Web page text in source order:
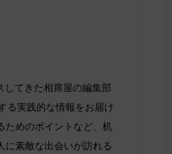
てきた相席屋の編集部
る実践的な情報をお届け
めのポイントなど、机
に素敵な出会いが訪れる